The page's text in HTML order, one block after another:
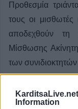
Information
Προθεσμία
τους οι μισθωτές
αποδεχθούν τη
Μίσθωσης
των